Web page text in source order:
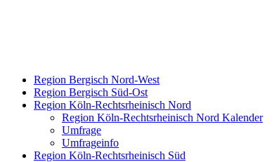
Region Bergisch Nord-West
Region Bergisch Süd-Ost
Region Köln-Rechtsrheinisch Nord
Region Köln-Rechtsrheinisch Nord Kalender
Umfrage
Umfrageinfo
Region Köln-Rechtsrheinisch Süd